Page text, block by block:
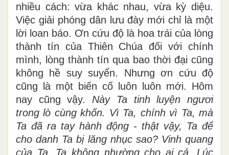
nhiều cách: vừa khác nhau, vừa kỳ diệu.
Việc giải phóng dân lưu đày mới chỉ là một
lời loan báo. Ơn cứu độ là hoa trái của lòng
thành tín của Thiên Chúa đối với chính
mình, lòng thành tín qua bao thời đại cũng
không hề suy suyển. Nhưng ơn cứu độ
cũng là một biến cố luôn luôn mới. Hôm
nay cũng vậy. Này Ta tinh luyện ngươi
trong lò cùng khốn. Vì Ta, chính vì Ta, mà
Ta đã ra tay hành động - thật vậy, Ta để
cho danh Ta bị lăng nhục sao? Vinh quang
của Ta, Ta không nhường cho ai cả. Lúc